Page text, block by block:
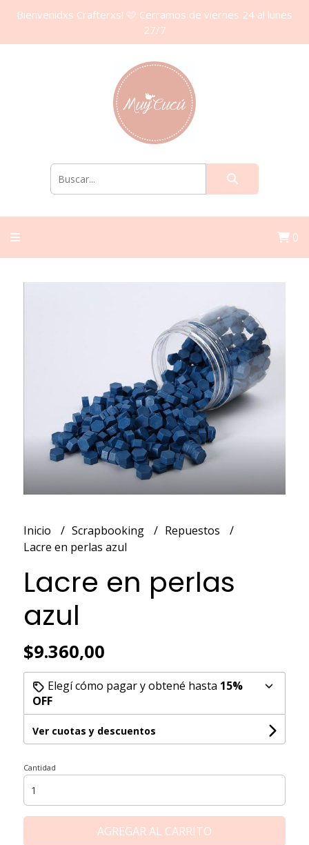
Bienvenidxs Crafterxs! 🩷 Cerramos de viernes 24 al lunes
27/7
0
Inicio Scrapbooking
Repuestos
Lacre en perlas azul
Lacre en perlas
azul
$9.360,00
Elegí cómo pagar y obtené hasta 15%
OFF
Ver cuotas y descuentos
Cantidad
AGREGAR AL CARRITO